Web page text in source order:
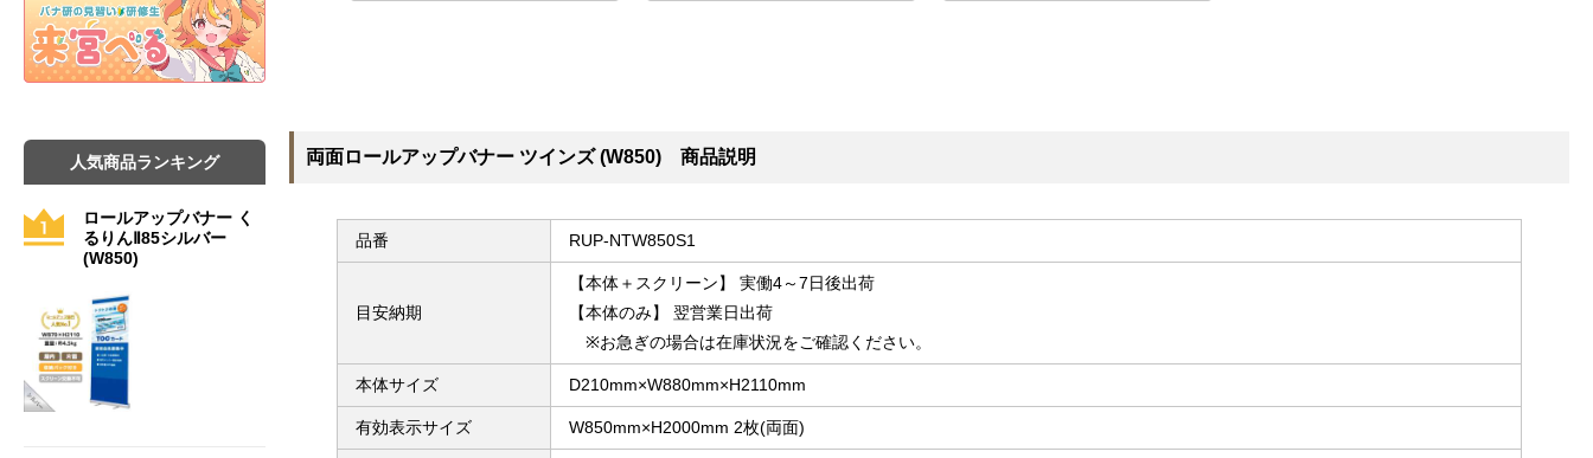
両面ロールアップバナー ツインズ (W850) 商品説明
品番 RUP-NTW850S1
目安納期
【本体＋スクリーン】 実働4～7日後出荷
【本体のみ】 翌営業日出荷
※お急ぎの場合は在庫状況をご確認ください。
本体サイズ D210mm×W880mm×H2110mm
有効表示サイズ W850mm×H2000mm 2枚(両面)
人気商品ランキング
ロールアップバナー く
るりんⅡ85シルバー
(W850)